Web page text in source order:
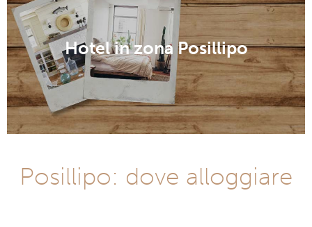
Hotel in zona Posillipo
Posillipo: dove alloggiare